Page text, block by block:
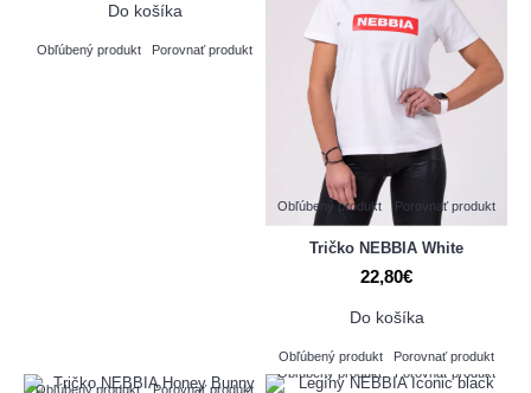
Do košíka
Obľúbený produkt Porovnať produkt
Obľúbený produkt Porovnať produkt
Tričko NEBBIA White
22,80€
Do košíka
Obľúbený produkt Porovnať produkt
Obľúbený produkt Porovnať produkt
Obľúbený produkt Porovnať produkt